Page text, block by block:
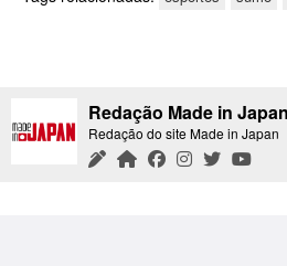
Redação Made in Japan
Redação do site Made in Japan